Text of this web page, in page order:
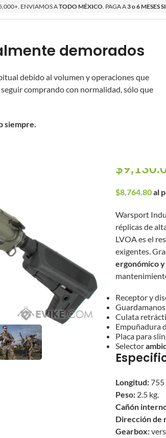
demorados
debido al volumen y operaciones que
comprando con normalidad, sólo que
siempre.
ENVIAMOS ATODO MÉXICO . PAGA A3 o 6 MESES
NUEVOSPROMOCIONES
Inicio
con
(400
$
$8,764.80al
Warsport
réplicas de
LVOA es el
exigentes.
ergonómico
Receptor y
Culata
Empuñadura
Placa para
Selector
Longitud:755
Peso: 2.5 kg.
Cañón
Dirección de
Gearbox: